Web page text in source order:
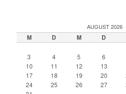
AUGUST 2026
M D M D
3
4 5 6
10
11 12 13
17
18 19 20
24
25 26 27